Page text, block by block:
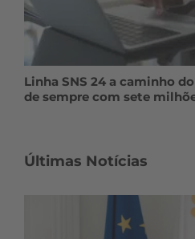
Linha SNS 24 a caminho
de sempre com sete
Últimas Notícias